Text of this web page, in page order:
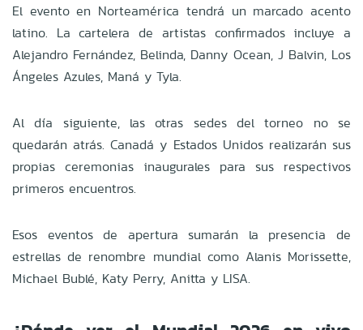
El evento en Norteamérica tendrá un marcado acento
latino. La cartelera de artistas confirmados incluye a
Alejandro Fernández, Belinda, Danny Ocean, J Balvin, Los
Ángeles Azules, Maná y Tyla.
Al día siguiente, las otras sedes del torneo no se
quedarán atrás. Canadá y Estados Unidos realizarán sus
propias ceremonias inaugurales para sus respectivos
primeros encuentros.
Esos eventos de apertura sumarán la presencia de
estrellas de renombre mundial como Alanis Morissette,
Michael Bublé, Katy Perry, Anitta y LISA.